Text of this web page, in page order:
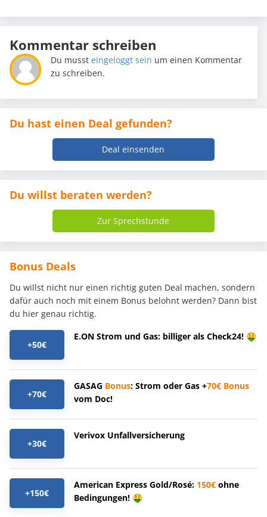
Kommentar schreiben
Du mussteingeloggt sein um einen Kommentar
zu schreiben.
Du hast einen Deal gefunden?
Deal einsenden
Du willst beraten werden?
Zur Sprechstunde
Bonus Deals
Du willst nicht nur einen richtig guten Deal machen, sondern
dafür auch noch mit einem Bonus belohnt werden? Dann bist
du hier genau richtig.
+50€
E.ON Strom und Gas: billiger als Check24! 🤑
+70€
GASAG Bonus: Strom oder Gas +70€ Bonus
vom Doc!
+30€
Verivox Unfallversicherung
+150€
American Express Gold/Rosé: 150€ ohne
Bedingungen! 🤑